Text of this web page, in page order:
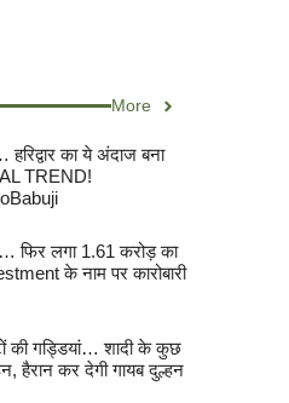
More
हरिद्वार का ये अंदाज बना
TREND!
फिर लगा 1.61 करोड़ का
के नाम पर कारोबारी
की गड्डियां… शादी के कुछ
हैरान कर देगी गायब दुल्हन